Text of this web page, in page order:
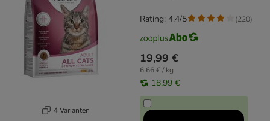
4 Varianten
19,99 €
6,66 € / kg
18,99 €
Rating: 4.4/5 (220)